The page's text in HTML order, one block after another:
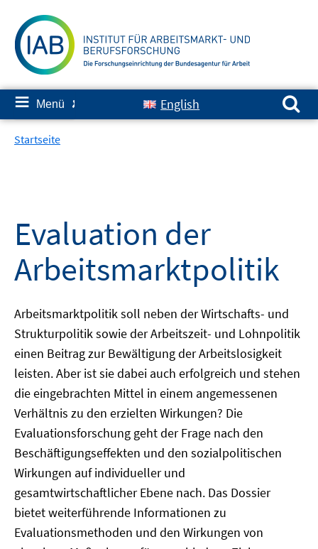
zum
Inhalt
≡ Menü ✘ English
Suchen nach:
Startseite
Evaluation der
Arbeitsmarktpolitik
Arbeitsmarktpolitik soll neben der Wirtschafts- und
Strukturpolitik sowie der Arbeitszeit- und Lohnpolitik
einen Beitrag zur Bewältigung der Arbeitslosigkeit
leisten. Aber ist sie dabei auch erfolgreich und stehen
die eingebrachten Mittel in einem angemessenen
Verhältnis zu den erzielten Wirkungen? Die
Evaluationsforschung geht der Frage nach den
Beschäftigungseffekten und den sozialpolitischen
Wirkungen auf individueller und
gesamtwirtschaftlicher Ebene nach. Das Dossier
bietet weiterführende Informationen zu
Evaluationsmethoden und den Wirkungen von